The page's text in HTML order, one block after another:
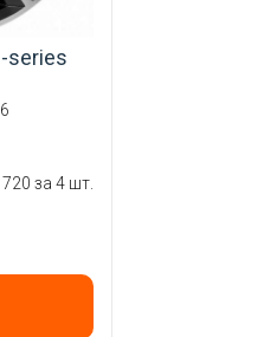
series
за 4 шт.